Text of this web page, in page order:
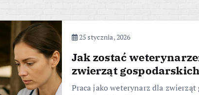
25 stycznia, 2026
Jak zostać
zwierząt gospodarskich
Praca jako weterynarz dla zwierząt